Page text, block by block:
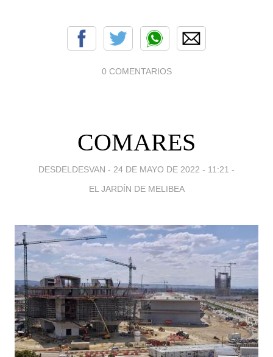
0 COMENTARIOS
COMARES
DESDELDESVAN - 24 DE MAYO DE 2022 - 11:21 -
EL JARDÍN DE MELIBEA